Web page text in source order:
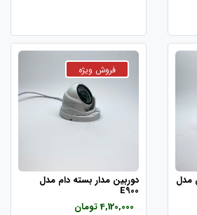
مدل دوربین مدار بسته دام مدل
E900
4,120,000 تومان